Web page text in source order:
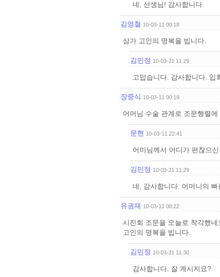
네, 선생님! 감사합니다.
김영철 10-03-11 00:18
삼가 고인의 명복을 빕니다.
김민정 10-03-21 11:29
고맙습니다. 감사합니다. 입
장중식 10-03-11 00:19
어머님 수술 관계로 조문행렬
문현 10-03-11 22:41
어미님께서 어디가 편찮으
김민정 10-03-21 11:29
네, 감사합니다. 어머니의
유권재 10-03-11 08:22
시진회 조문을 오늘로 착각했
고인의 명복을 빕니다.
김민정 10-03-21 11:30
감사합니다. 잘 계시지요?